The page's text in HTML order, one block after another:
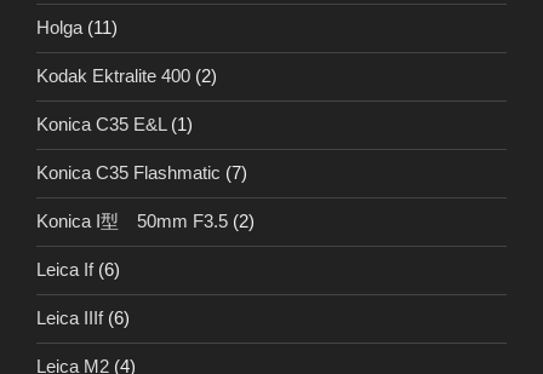
Holga (11)
Kodak Ektralite 400 (2)
Konica C35 E&L (1)
Konica C35 Flashmatic (7)
Konica I型 50mm F3.5 (2)
Leica If(6)
Leica IIIf(6)
Leica M2 (4)